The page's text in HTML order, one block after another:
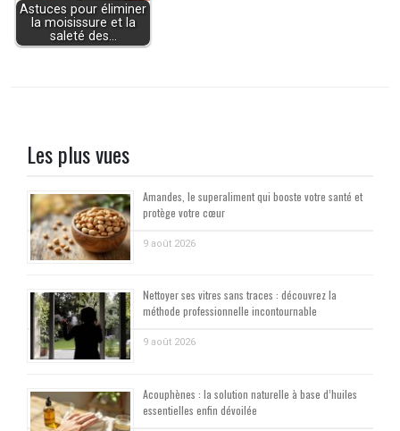
Astuces pour éliminer
la moisissure et la
saleté des…
Les plus vues
Amandes, le superaliment qui booste votre santé et
protège votre cœur
9 août 2026
Nettoyer ses vitres sans traces : découvrez la
méthode professionnelle incontournable
9 août 2026
Acouphènes : la solution naturelle à base d’huiles
essentielles enfin dévoilée